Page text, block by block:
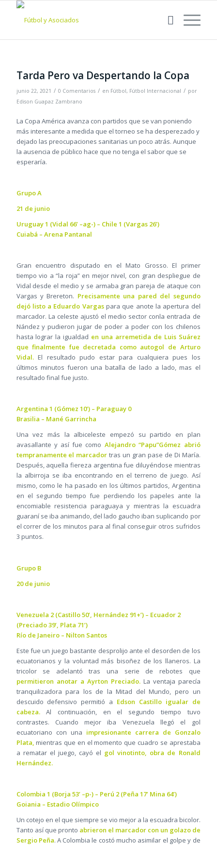
Tarda Pero va Despertando la Copa
junio 22, 2021 / 0 Comentarios / en Fútbol, Fútbol Internacional / por
Edison Guapaz Zambrano
La Copa América avanza con partidos que se van poniendo
más interesante a medida que el torneo se ha desperezado y
dejado las preocupaciones sanitarias un poco atrás. Aunque
la ausencia de público hace que no tenga el sabor que se
esperaría.
Grupo A
21 de junio
Uruguay 1 (Vidal 66’ –ag-) – Chile 1 (Vargas 26’)
Cuiabá – Arena Pantanal
Gran encuentro disputado en el Mato Grosso. El primer
tiempo vio a “la roja” en mejor nivel, con gran despliegue de
Vidal desde el medio y se armaba gran pareja de ataque con
Vargas y Brereton. Precisamente una pared del segundo
dejó listo a Eduardo Vargaspara que anote la apertura del
marcador. La celeste ajustó el medio sector conla entrada de
Nández y pudieron jugar de poder a poder con los chilenos
hasta lograr la igualdad en una arremetida de Luis Suárez
que finalmente fue decretada como autogol de Arturo
Vidal.El resultado pudo estar para cualquiera pues los
últimos minutos fueron una batalla de lado a lado, mas el
resultado final fue justo.
Argentina 1 (Gómez 10’) – Paraguay 0
Brasilia – Mané Garrincha
Una vez más la albiceleste empezó su partido en plan
avasallante y así fue como Alejandro “Papu”Gómez abrió
tempranamente el marcadortras un gran pase de Di María.
Después, aquella fiereza argentina fue diluyéndose mientras
la albirroja se iba encontrando en el terreno de juego. Así
mismo, como le ha pasado en los últimos partidos, Argentina
en el segundo tiempo fue perdiendo los papeles ante la
encomiable resistencia paraguaya y mientras la escuadra
guaraní se iba animando, del lado gaucho iban suplicando por
el correr de los minutos para al final conseguir otros sufridos
3 puntos.
Grupo B
20 de junio
Venezuela 2 (Castillo 50’, Hernández 91+’) – Ecuador 2
(Preciado 39’, Plata 71’)
Río de Janeiro – Nilton Santos
Este fue un juego bastante desprolijo ante el desorden de los
ecuatorianos y la voluntad más bisoñez de los llaneros. La
tricolor se adelantó tras una serie de rebotes que
permitieron anotar a Ayrton Preciado.La ventaja parecía
tranquilizadora para los de la Mitad del Mundo, pero un
descuido defensivo permitió a Edson Castillo igualar de
cabeza.Al continuación, en el segundo tiempo tuvo
contrastes. Cuando mejor iba Venezuela llegó el gol
ecuatoriano con una impresionante carrera de Gonzalo
Plata, mientras que en el momento que cuadro se aprestaba
a rematar el juego, cayó el gol vinotinto, obra de Ronald
Hernández.
Colombia 1 (Borja 53’ –p-) – Perú 2 (Peña 17’ Mina 64’)
Goiania – Estadio Olímpico
Un cotejo en el que siempre se vio mejor a la escuadra bicolor.
Tanto así que pronto abrieron el marcador con un golazo de
Sergio Peña. A Colombia le costó mucho asimilar el golpe y de